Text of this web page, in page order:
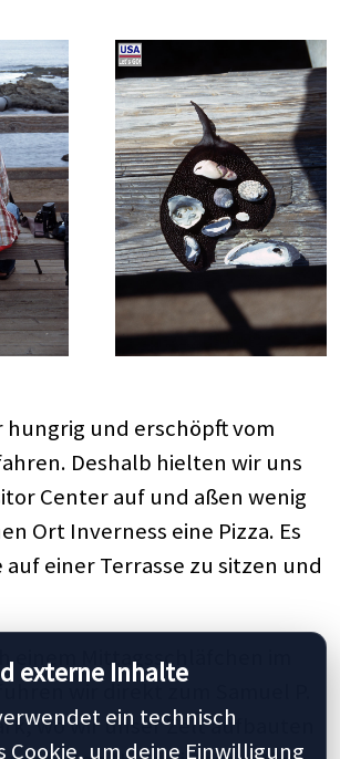
hungrig und erschöpft vom
Deshalb hielten wir uns
Center auf und aßen wenig
Ort Inverness eine Pizza. Es
einer Terrasse zu sitzen und
einem Mittagsschläfchen im
wir direkt zum Samuel P.
wo wir unser Zelt aufbauten
externe Inhalte
ein technisch
Cookie, um deine Einwilligung